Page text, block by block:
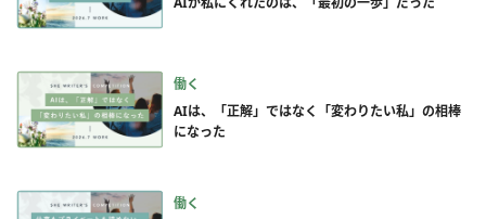
働く
AIは、「正解」ではなく「変わりたい私」の相棒
になった
働く